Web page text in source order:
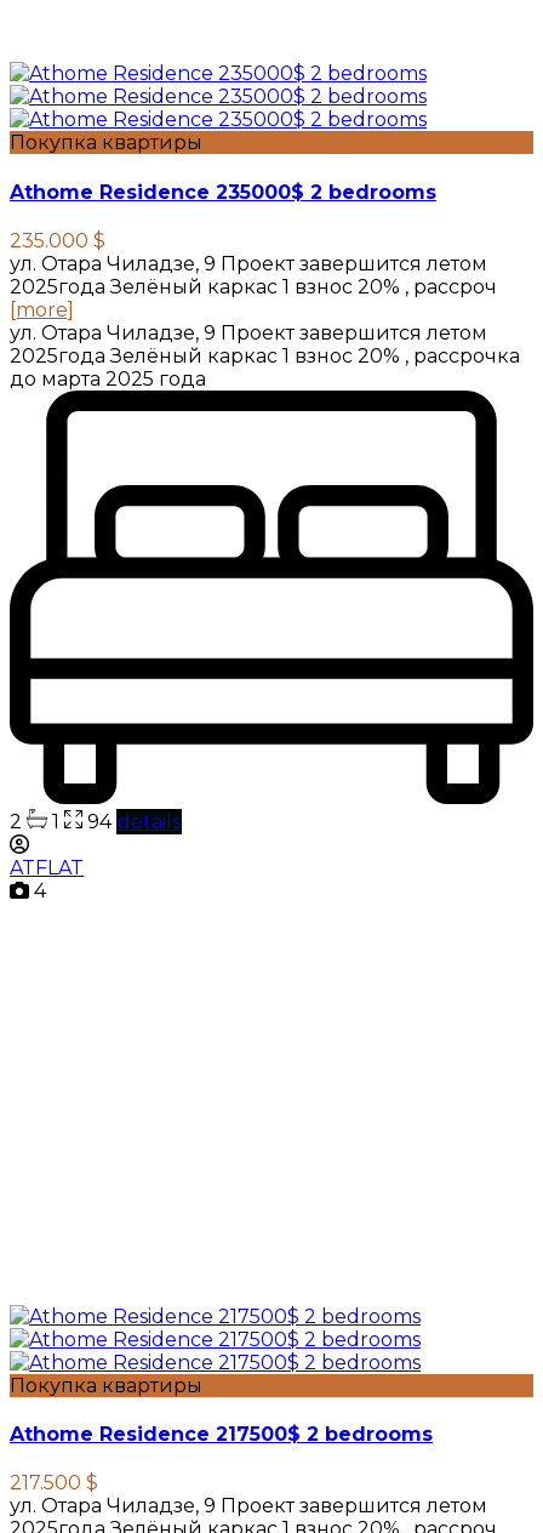
Покупка квартиры
Athome Residence 235000$ 2 bedrooms
235.000 $
ул. Отара Чиладзе, 9 Проект завершится летом
2025года Зелёный каркас 1 взнос 20% , рассроч
[more]
ул. Отара Чиладзе, 9 Проект завершится летом
2025года Зелёный каркас 1 взнос 20% , рассрочка
до марта 2025 года
2 1 94 details
ATFLAT
4
Покупка квартиры
Athome Residence 217500$ 2 bedrooms
217.500 $
ул. Отара Чиладзе, 9 Проект завершится летом